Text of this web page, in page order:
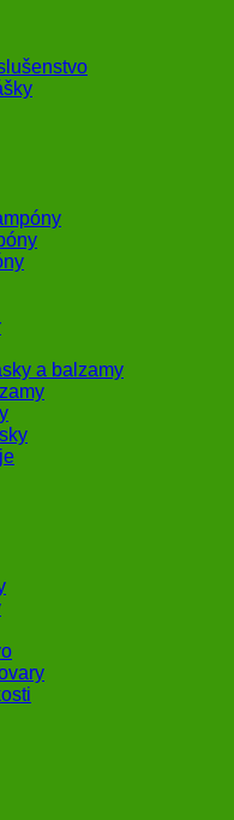
a balzamy